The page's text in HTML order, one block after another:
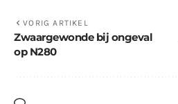
VORIG ARTIKEL
Zwaargewonde bij ongeval
op N280